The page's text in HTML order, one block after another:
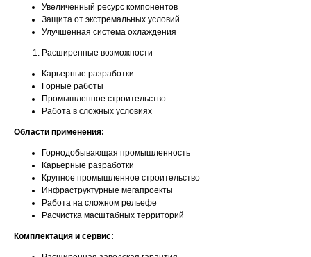
Увеличенный ресурс компонентов
Защита от экстремальных условий
Улучшенная система охлаждения
Расширенные возможности
Карьерные разработки
Горные работы
Промышленное строительство
Работа в сложных условиях
Области применения:
Горнодобывающая промышленность
Карьерные разработки
Крупное промышленное строительство
Инфраструктурные мегапроекты
Работа на сложном рельефе
Расчистка масштабных территорий
Комплектация и сервис: